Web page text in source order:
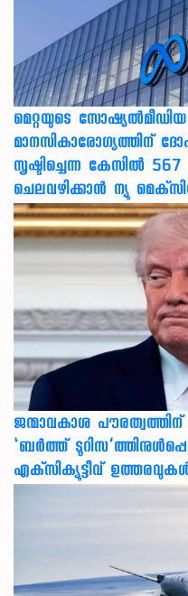
മെറ്റയുടെ
മാനസികാരോഗ്യത്തിന്
സൃഷ്ടിച്ചെന്ന കേസില്‍
ചെലവഴിക്കാന്‍ ന്യൂ
ജന്മാവകാശ പൗരത്വത്തിന്
‘ബര്‍ത്ത്
എക്‌സിക്യൂട്ടീവ്